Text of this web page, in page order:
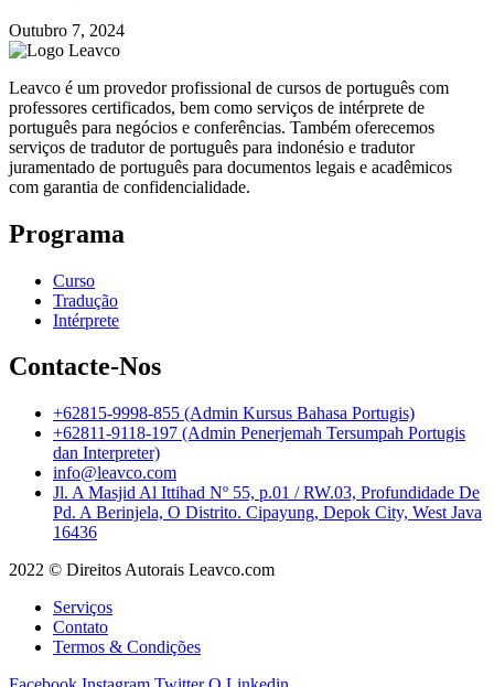
Outubro 7, 2024
Leavco é um provedor profissional de cursos de português com
professores certificados, bem como serviços de intérprete de
português para negócios e conferências. Também oferecemos
serviços de tradutor de português para indonésio e tradutor
juramentado de português para documentos legais e acadêmicos
com garantia de confidencialidade.
Programa
Curso
Tradução
Intérprete
Contacte-Nos
+62815-9998-855 (Admin Kursus Bahasa Portugis)
+62811-9118-197 (Admin Penerjemah Tersumpah Portugis
dan Interpreter)
info@leavco.com
Jl. A Masjid Al Ittihad Nº 55, p.01 / RW.03, Profundidade De
Pd. A Berinjela, O Distrito. Cipayung, Depok City, West Java
16436
2022 © Direitos Autorais Leavco.com
Serviços
Contato
Termos & Condições